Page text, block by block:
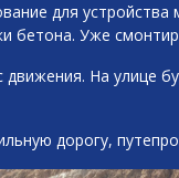
для
бетона. Уже
На улице
дорогу,